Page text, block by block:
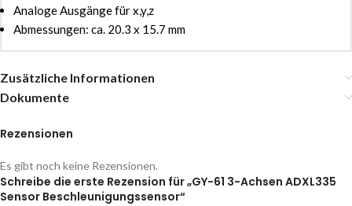
Analoge Ausgänge für x,y,z
Abmessungen: ca. 20.3 x 15.7 mm
Zusätzliche Informationen
Dokumente
Rezensionen
Es gibt noch keine Rezensionen.
Schreibe die erste Rezension für „GY-61 3-Achsen ADXL335
Sensor Beschleunigungssensor“